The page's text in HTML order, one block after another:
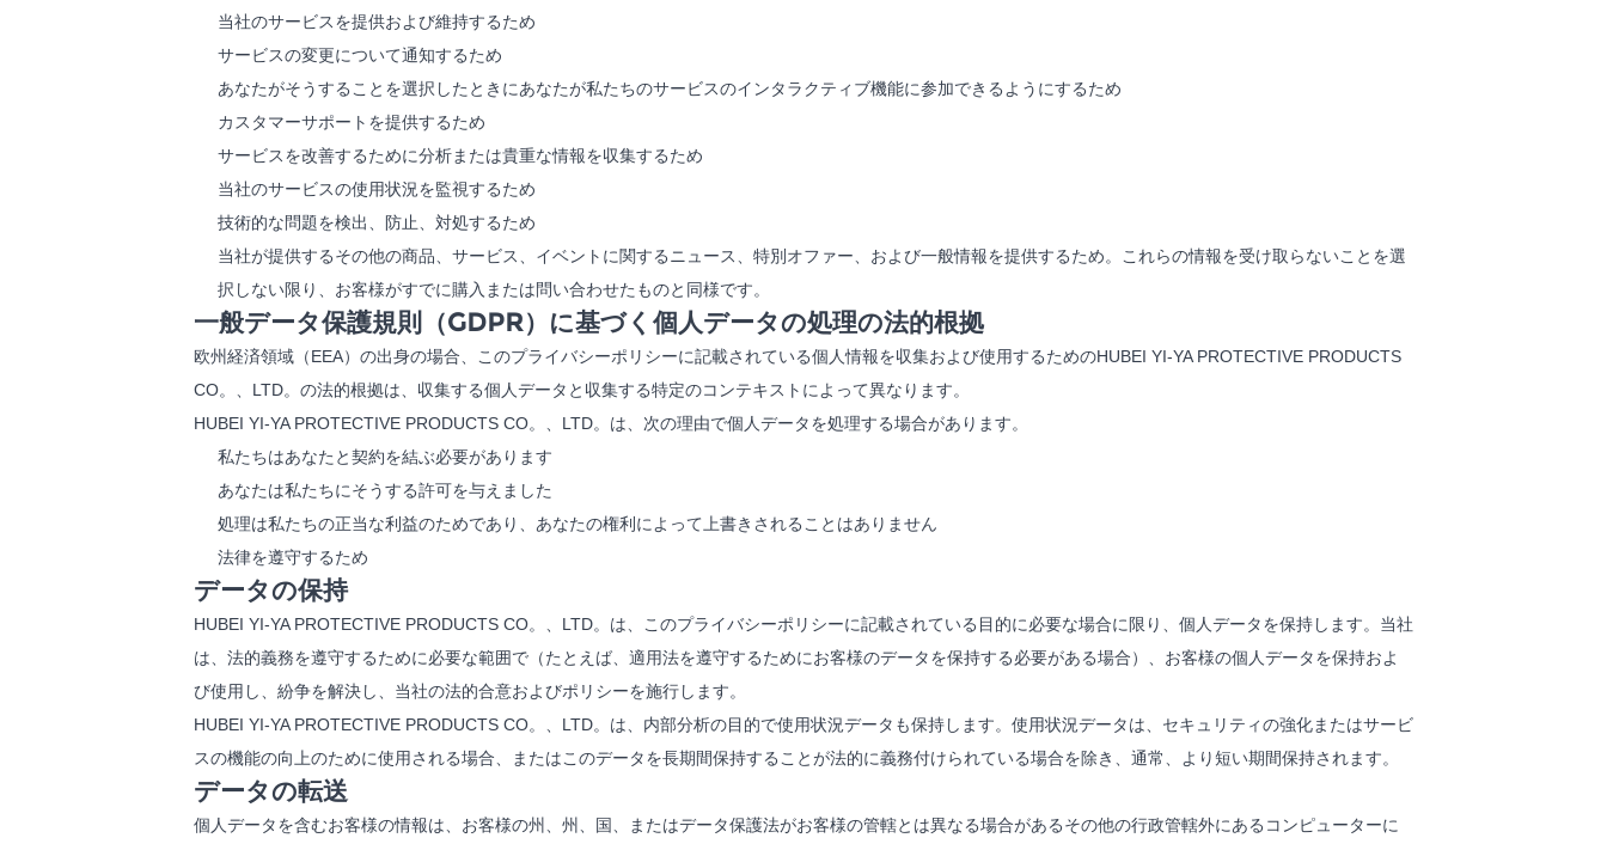
当社のサービスを提供および維持するため
サービスの変更について通知するため
あなたがそうすることを選択したときにあなたが私たちのサービスのインタラクティブ機能に参加できるようにするため
カスタマーサポートを提供するため
サービスを改善するために分析または貴重な情報を収集するため
当社のサービスの使用状況を監視するため
技術的な問題を検出、防止、対処するため
当社が提供するその他の商品、サービス、イベントに関するニュース、特別オファー、および一般情報を提供するため。これらの情報を受け取らないことを選
択しない限り、お客様がすでに購入または問い合わせたものと同様です。
一般データ保護規則（GDPR）に基づく個人データの処理の法的根拠
欧州経済領域（EEA）の出身の場合、このプライバシーポリシーに記載されている個人情報を収集および使用するためのHUBEI YI-YA PROTECTIVE PRODUCTS
CO。、LTD。の法的根拠は、収集する個人データと収集する特定のコンテキストによって異なります。
HUBEI YI-YA PROTECTIVE PRODUCTS CO。、LTD。は、次の理由で個人データを処理する場合があります。
私たちはあなたと契約を結ぶ必要があります
あなたは私たちにそうする許可を与えました
処理は私たちの正当な利益のためであり、あなたの権利によって上書きされることはありません
法律を遵守するため
データの保持
HUBEI YI-YA PROTECTIVE PRODUCTS CO。、LTD。は、このプライバシーポリシーに記載されている目的に必要な場合に限り、個人データを保持します。当社
は、法的義務を遵守するために必要な範囲で（たとえば、適用法を遵守するためにお客様のデータを保持する必要がある場合）、お客様の個人データを保持およ
び使用し、紛争を解決し、当社の法的合意およびポリシーを施行します。
HUBEI YI-YA PROTECTIVE PRODUCTS CO。、LTD。は、内部分析の目的で使用状況データも保持します。使用状況データは、セキュリティの強化またはサービ
スの機能の向上のために使用される場合、またはこのデータを長期間保持することが法的に義務付けられている場合を除き、通常、より短い期間保持されます。
データの転送
個人データを含むお客様の情報は、お客様の州、州、国、またはデータ保護法がお客様の管轄とは異なる場合があるその他の行政管轄外にあるコンピューターに